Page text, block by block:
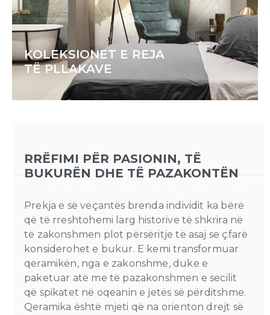
KOLEKSIONET E REJA
TË PLLAKAVE
RRËFIMI PËR PASIONIN, TË
BUKURËN DHE TË PAZAKONTËN
Prekja e së veçantës brenda individit ka bërë
që të rreshtohemi larg historive të shkrira në
të zakonshmen plot përsëritje të asaj se çfarë
konsiderohet e bukur. E kemi transformuar
qeramikën, nga e zakonshme, duke e
paketuar atë me të pazakonshmen e secilit
që spikatet në oqeanin e jetës së përditshme.
Qeramika është mjeti që na orienton drejt së